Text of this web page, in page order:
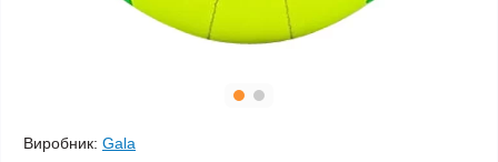
Виробник: Gala